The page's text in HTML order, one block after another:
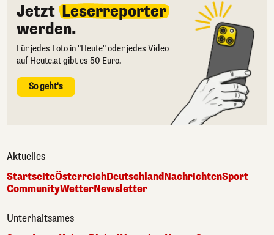
Jetzt Leserreporter
werden.
Für jedes Foto in "Heute" oder jedes Video
auf Heute.at gibt es 50 Euro.
So geht's
Aktuelles
StartseiteÖsterreichDeutschlandNachrichtenSport
CommunityWetterNewsletter
Unterhaltsames